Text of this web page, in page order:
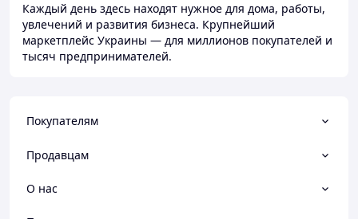
Каждый день здесь находят нужное для дома, работы,
увлечений и развития бизнеса. Крупнейший
маркетплейс Украины — для миллионов покупателей и
тысяч предпринимателей.
Покупателям
Продавцам
О нас